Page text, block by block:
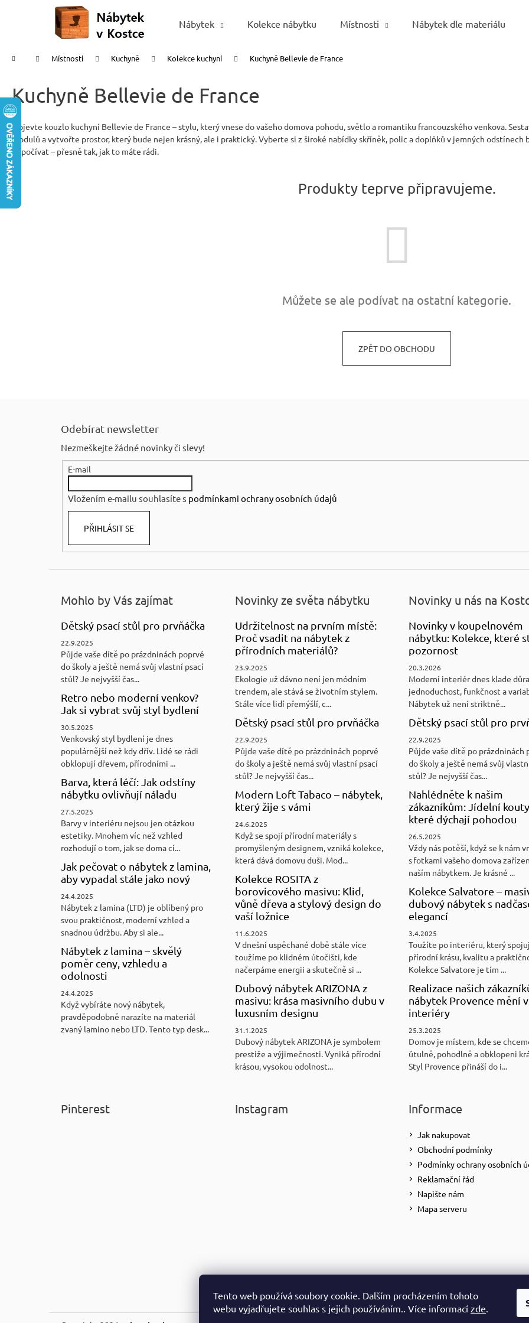
Tento web používá soubory cookie. Dalším procházením tohoto
webu vyjadřujete souhlas s jejich používáním.. Více informací zde.
Nábytek Kolekce nábytku Místnosti Nábytek dle materiálu
Domů Místnosti Kuchyně Kolekce kuchyní Kuchyně Bellevie de France
Kuchyně Bellevie de France
Objevte kouzlo kuchyní Bellevie de France – stylu, který vnese do vašeho domova pohodu, světlo a romantiku francouzského venkova.
modulů a vytvořte prostor, který bude nejen krásný, ale i praktický. Vyberte si z široké nabídky skříněk, polic a doplňků v jemných
odpočívat – přesně tak, jak to máte rádi.
Produkty teprve připravujeme.
Můžete se ale podívat na ostatní kategorie.
ZPĚT DO OBCHODU
Zpět
obchodu
Zpět
obchodu
Co potřebujete najít?
Původně: 2 670 Kč 6 048 Kč
Původně: 6 720
Odebírat newsletter
Nezmeškejte žádné novinky či slevy!
E-mail
Vložením e-mailu souhlasíte s podmínkami ochrany osobních údajů
PŘIHLÁSIT SE
Mohlo by Vás zajímat
Dětský psací stůl pro prvňáčka
22.9.2025
Půjde vaše dítě po prázdninách poprvé
do školy a ještě nemá svůj vlastní psací
stůl? Je nejvyšší čas...
Retro nebo moderní venkov?
Jak si vybrat svůj styl bydlení
30.5.2025
Venkovský styl bydlení je dnes
populárnější než kdy dřív. Lidé se rádi
obklopují dřevem, přírodními ...
Barva, která léčí: Jak odstíny
nábytku ovlivňují náladu
27.5.2025
Barvy v interiéru nejsou jen otázkou
estetiky. Mnohem víc než vzhled
rozhodují o tom, jak se doma cí...
Jak pečovat o nábytek z lamina,
aby vypadal stále jako nový
24.4.2025
Nábytek z lamina (LTD) je oblíbený pro
svou praktičnost, moderní vzhled a
snadnou údržbu. Aby si ale...
Nábytek z lamina – skvělý
poměr ceny, vzhledu a
odolnosti
24.4.2025
Když vybíráte nový nábytek,
pravděpodobně narazíte na materiál
zvaný lamino nebo LTD. Tento typ desk...
Novinky ze světa nábytku
Udržitelnost na prvním místě:
Proč vsadit na nábytek z
přírodních materiálů?
23.9.2025
Ekologie už dávno není jen módním
trendem, ale stává se životním stylem.
Stále více lidí přemýšlí, c...
Dětský psací stůl pro prvňáčka
22.9.2025
Půjde vaše dítě po prázdninách poprvé
do školy a ještě nemá svůj vlastní psací
stůl? Je nejvyšší čas...
Modern Loft Tabaco – nábytek,
který žije s vámi
24.6.2025
Když se spojí přírodní materiály s
promyšleným designem, vzniká kolekce,
která dává domovu duši. Mod...
Kolekce ROSITA z
borovicového masivu: Klid,
vůně dřeva a stylový design do
vaší ložnice
11.6.2025
V dnešní uspěchané době stále více
toužíme po klidném útočišti, kde
načerpáme energii a skutečně si ...
Dubový nábytek ARIZONA z
masivu: krása masivního dubu v
luxusním designu
31.1.2025
Dubový nábytek ARIZONA je symbolem
prestiže a výjimečnosti. Vyniká přírodní
krásou, vysokou odolnost...
Novinky u nás na
Novinky v koupelnovém
nábytku: Kolekce, které
pozornost
20.3.2026
Moderní interiér dnes klade
jednoduchost, funkčnost a
Nábytek už není striktně...
Dětský psací stůl pro
22.9.2025
Půjde vaše dítě po prázdninách
do školy a ještě nemá svůj
stůl? Je nejvyšší čas...
Nahlédněte k našim
zákazníkům: Jídelní kouty,
které dýchají pohodou
26.5.2025
Vždy nás potěší, když se k nám
s fotkami vašeho domova
naším nábytkem. Je krásné ...
Kolekce Salvatore –
dubový nábytek s
elegancí
3.4.2025
Toužíte po interiéru, který
přírodní krásu, kvalitu a
Kolekce Salvatore je tím ...
Realizace našich
nábytek Provence mění
interiéry
25.3.2025
Domov je místem, kde se
útulně, pohodlně a obklopeni
Styl Provence přináší do i...
Pinterest Instagram
Sledovat na Instagramu
Informace
Jak nakupovat
Obchodní podmínky
Podmínky ochrany osobních
Reklamační řád
Napište nám
Mapa serveru